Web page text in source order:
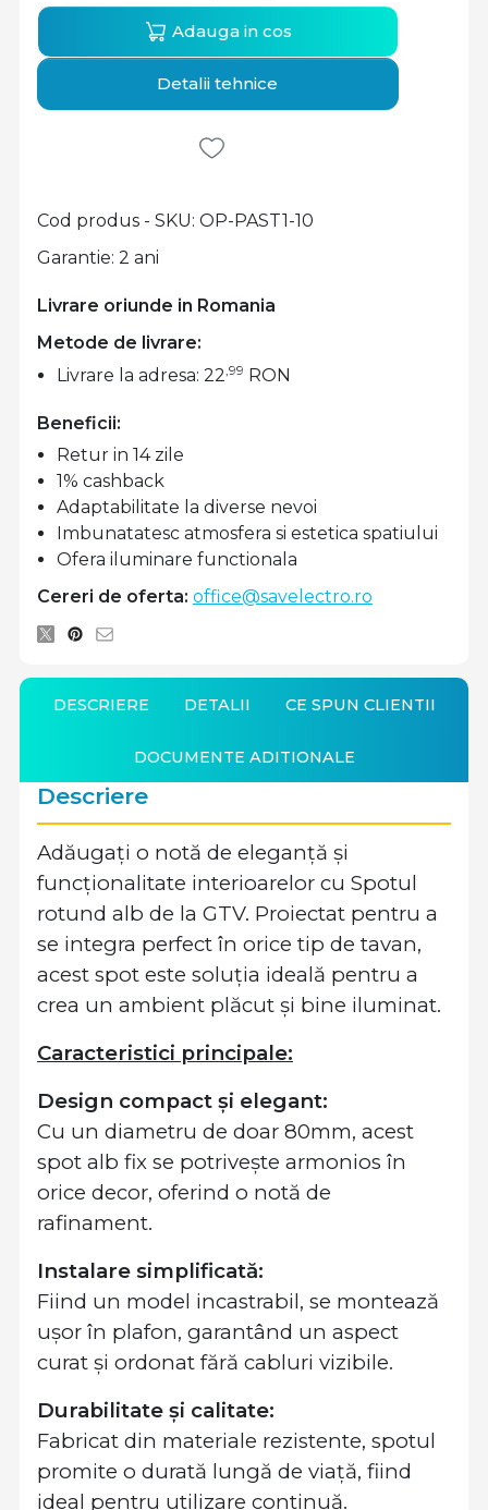
Livrare oriunde in Romania
Cod produs - SKU OP-PAST1-10
Metode de livrare:
Livrare la adresa: 22,99 RON
Adauga in cos
Detalii tehnice
Garantie: 2 ani
Beneficii:
Retur in 14 zile
1% cashback
Adaptabilitate la diverse nevoi
Imbunatatesc atmosfera si estetica spatiului
Ofera iluminare functionala
Cereri de oferta: office@savelectro.ro
DESCRIERE DETALII CE SPUN CLIENTII
DOCUMENTE ADITIONALE
Descriere
Adăugați o notă de eleganță și
funcționalitate interioarelor cu Spotul
rotund alb de la GTV. Proiectat pentru a
se integra perfect în orice tip de tavan,
acest spot este soluția ideală pentru a
crea un ambient plăcut și bine iluminat.
Caracteristici principale:
Design compact și elegant:
Cu un diametru de doar 80mm, acest
spot alb fix se potrivește armonios în
orice decor, oferind o notă de
rafinament.
Instalare simplificată:
Fiind un model incastrabil, se montează
ușor în plafon, garantând un aspect
curat și ordonat fără cabluri vizibile.
Durabilitate și calitate:
Fabricat din materiale rezistente, spotul
promite o durată lungă de viață, fiind
ideal pentru utilizare continuă.